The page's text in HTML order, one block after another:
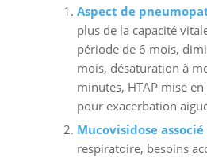
Aspect de
plus de la capacité
période de 6 mois,
mois, désaturation à
minutes, HTAP mise
pour exacerbation
Mucovisidose
respiratoire, besoins